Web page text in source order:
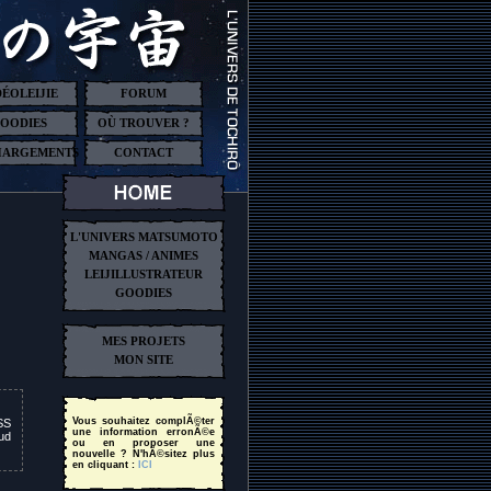
FORUM
OÙ TROUVER ?
CONTACT
L'UNIVERS MATSUMOTO
MANGAS / ANIMES
LEIJILLUSTRATEUR
GOODIES
MES PROJETS
MON SITE
Vous souhaitez complÃ©ter
une information erronÃ©e
ou en proposer une
nouvelle ? N'hÃ©sitez plus
en cliquant : ICI